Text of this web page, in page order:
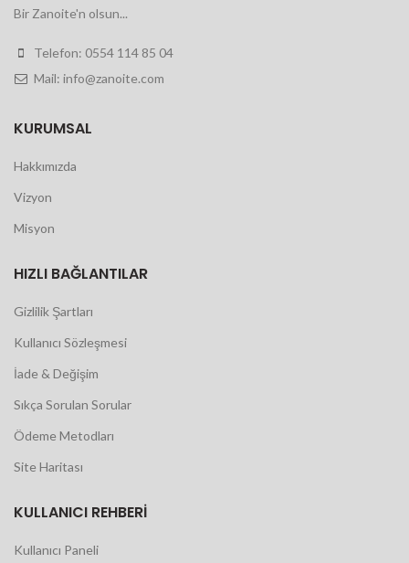
Bir Zanoite'n olsun...
Telefon: 0554 114 85 04
Mail: info@zanoite.com
KURUMSAL
Hakkımızda
Vizyon
Misyon
HIZLI BAĞLANTILAR
Gizlilik Şartları
Kullanıcı Sözleşmesi
İade & Değişim
Sıkça Sorulan Sorular
Ödeme Metodları
Site Haritası
KULLANICI REHBERI
Kullanıcı Paneli